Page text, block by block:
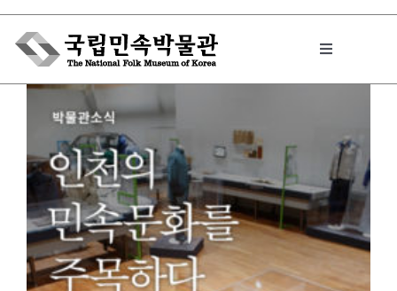
Skip
content
Toggle
박물관에서는
민속이야기
민속 인사이드